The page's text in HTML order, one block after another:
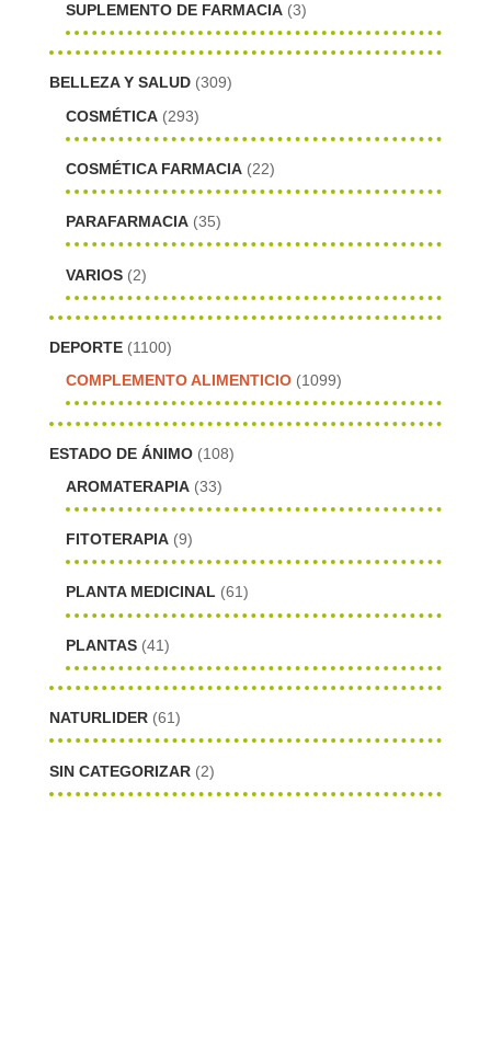
SUPLEMENTO DE FARMACIA (3)
BELLEZA Y SALUD (309)
COSMÉTICA (293)
COSMÉTICA FARMACIA (22)
PARAFARMACIA (35)
VARIOS (2)
DEPORTE (1100)
COMPLEMENTO ALIMENTICIO (1099)
ESTADO DE ÁNIMO (108)
AROMATERAPIA (33)
FITOTERAPIA (9)
PLANTA MEDICINAL (61)
PLANTAS (41)
NATURLIDER (61)
SIN CATEGORIZAR (2)